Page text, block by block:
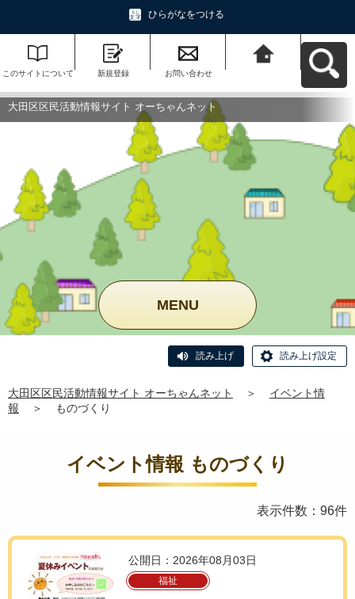
ひらがなをつける
このサイトについて 新規登録 お問い合わせ
ットへ戻る
大田区区民活動情報サイト オーちゃんネット
MENU
読み上げ 読み上げ設定
大田区区民活動情報サイト オーちゃんネット ＞
イベント情
報
＞ ものづくり
イベント情報 ものづくり
表示件数：96件
公開日：2026年08月03日
福祉